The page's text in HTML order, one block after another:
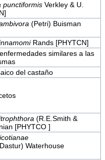
punctiformisVerkley & U.
(Petri) Buisman
Rands [PHYTCN]
similares a las
del castaño
(R.E.Smith &
[PHYTCO ]
Waterhouse